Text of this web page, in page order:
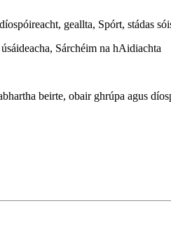
geallta, Spórt, stádas
Sárchéim na hAidiachta
beirte, obair ghrúpa agus